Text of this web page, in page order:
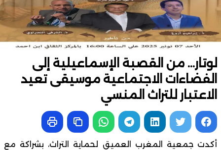
لوتار… من القصبة الإسماعيلية إلى
الفضاءات الاجتماعية موسيقى تعيد
الاعتبار للتراث المنسي
أكدت جمعية المغرب العميق لحماية التراث، بشراكة مع